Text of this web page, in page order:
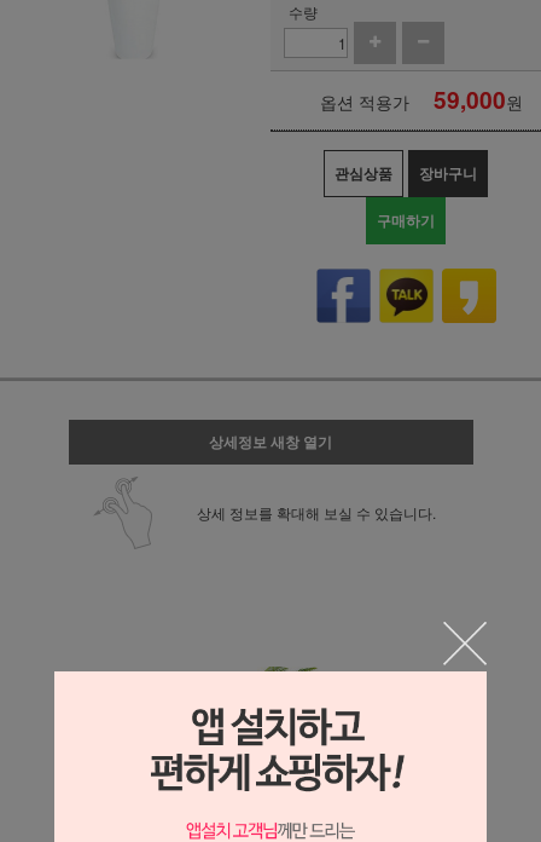
수량
옵션 적용가 59,000원
관심상품 장바구니
구매하기
상세정보 새창 열기
상세 정보를 확대해 보실 수 있습니다.